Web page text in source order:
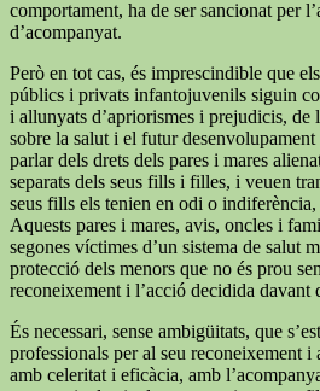
comportament, ha de ser sancionat per
d’acompanyat.
Però en tot cas, és imprescindible que
públics i privats infantojuvenils siguin
i allunyats d’apriorismes i prejudicis, de
sobre la salut i el futur desenvolupament
parlar dels drets dels pares i mares
separats dels seus fills i filles, i veuen
seus fills els tenien en odi o
Aquests pares i mares, avis, oncles i
segones víctimes d’un sistema de salut
protecció dels menors que no és prou
reconeixement i l’acció decidida davant
És necessari, sense ambigüitats, que
professionals per al seu reconeixement i
amb celeritat i eficàcia, amb